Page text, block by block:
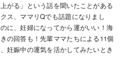
がる」という話を聞いたことがある
ス、ママリQでも話題になりまし
に、妊婦になってから運がいい！海
の回答も！先輩ママたちによる11個
妊娠中の運気を活かしてみたいとき